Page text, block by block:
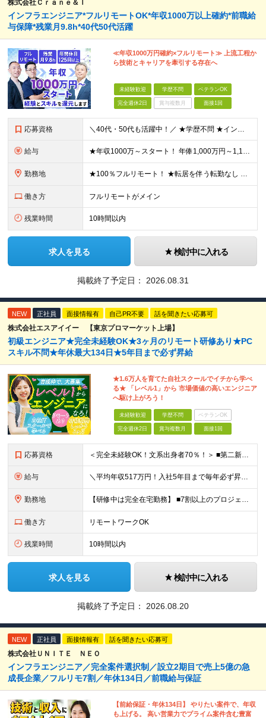
株式会社Ｃｒａｎｅ＆Ｉ
インフラエンジニア*フルリモートOK*年収1000万以上確約*前職給
与保障*残業月9.8h*40代50代活躍
≪年収1000万円確約×フルリモート≫ 上流工程か
ら技術とキャリアを牽引する存在へ
未経験歓迎 学歴不問 ベテランOK
完全週休2日 賞与複数月 面接1回
応募資格 ＼40代・50代も活躍中！／ ★学歴不問 ★インフラエンジニアの経験を5年以上お持ちの方 ≪こんな方にピッタリです！≫ ◎自身の市場価値を正当に評価してほしい ◎今より年収をアップさせたい ◎多彩な
給与 ★年収1000万～スタート！ 年俸1,000万円～1,162万8,000円（12分割） ※経験・スキルを考慮の上決定します ※上記金額には固定残業代（月30h分・158,400円～184,000円
勤務地 ★100％フルリモート！ ★転居を伴う転勤なし 本社またはプロジェクト先にて勤務いただきます！ ※プロジェクト先は一都三県及び23区内がメイン 【本社】 東京都新宿区神楽坂1-2 研究社英語センタ
働き方 フルリモートがメイン
残業時間 10時間以内
求人を見る 検討中に入れる
掲載終了予定日： 2026.08.31
NEW 正社員 面接情報有 自己PR不要 話を聞きたい応募可
株式会社エスアイイー 【東京プロマーケット上場】
初級エンジニア★完全未経験OK★3ヶ月のリモート研修あり★PC
スキル不問★年休最大134日★5年目まで必ず昇給
★1.6万人を育てた自社スクールでイチから学べ
る★ 「レベル1」から 市場価値の高いエンジニア
へ駆け上がろう！
未経験歓迎 学歴不問 ベテランOK
完全週休2日 賞与複数月 面接1回
応募資格 ＜完全未経験OK！文系出身者70％！＞ ■第二新卒歓迎 ■学歴・経歴不問・社会人未経験もOK ■20代を中心に活躍中◎ ★☆先輩たちの前職☆★ 元アパレルスタッフや塾講師、介護士、事務、営業など社員
給与 ＼平均年収517万円！入社5年目まで毎年必ず昇給／ ■賞与年3回 ■年収800万円以上も可 ■入社3年以上の平均年収469.2万円 月給23万2000円以上＋賞与年3回＋各種手当 ☆入社5年目まで最
勤務地 【研修中は完全在宅勤務】 ■7割以上のプロジェクトでリモートワークを導入 ■一都三県のプロジェクト先 ■転居を伴う転勤なし ＜プロジェクト先＞ 東京・神奈川・千葉・埼玉でのプロジェクト先にて勤務いた
働き方 リモートワークOK
残業時間 10時間以内
求人を見る 検討中に入れる
掲載終了予定日： 2026.08.20
NEW 正社員 面接情報有 話を聞きたい応募可
株式会社ＵＮＩＴＥ ＮＥＯ
インフラエンジニア／完全案件選択制／設立2期目で売上5億の急
成長企業／フルリモ7割／年休134日／前職給与保証
【前給保証・年休134日】 やりたい案件で、年収
も上げる。 高い営業力でプライム案件含む豊富